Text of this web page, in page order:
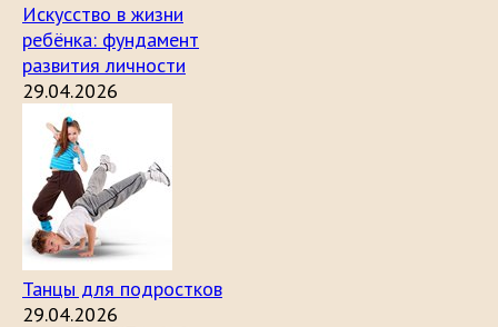
Искусство в жизни
ребёнка: фундамент
развития личности
29.04.2026
Танцы для подростков
29.04.2026